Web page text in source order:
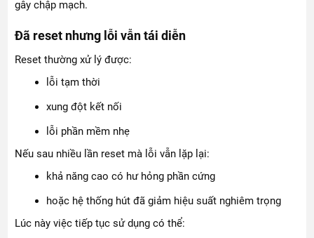
gây chập mạch.
Đã reset nhưng lỗi vẫn tái diễn
Reset thường xử lý được:
lỗi tạm thời
xung đột kết nối
lỗi phần mềm nhẹ
Nếu sau nhiều lần reset mà lỗi vẫn lặp lại:
khả năng cao có hư hỏng phần cứng
hoặc hệ thống hút đã giảm hiệu suất nghiêm trọng
Lúc này việc tiếp tục sử dụng có thể: